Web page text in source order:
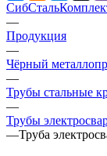
—
Продукция
—
Чёрный
—
Трубы стальные
—
Трубы
—Труба